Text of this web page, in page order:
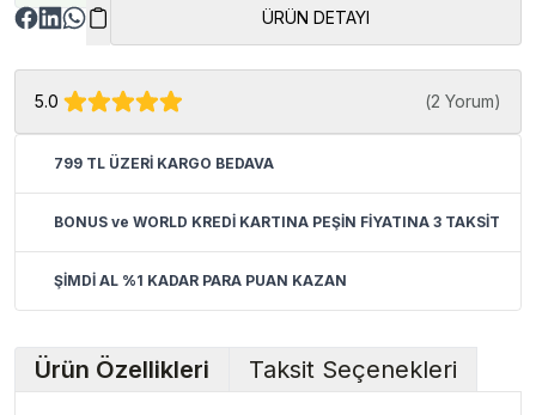
ÜRÜN DETAYI
5.0 (2 Yorum)
799 TL ÜZERİ KARGO BEDAVA
BONUS ve WORLD KREDİ KARTINA PEŞİN FİYATINA 3 TAKSİT
ŞİMDİ AL %1 KADAR PARA PUAN KAZAN
Ürün Özellikleri Taksit Seçenekleri